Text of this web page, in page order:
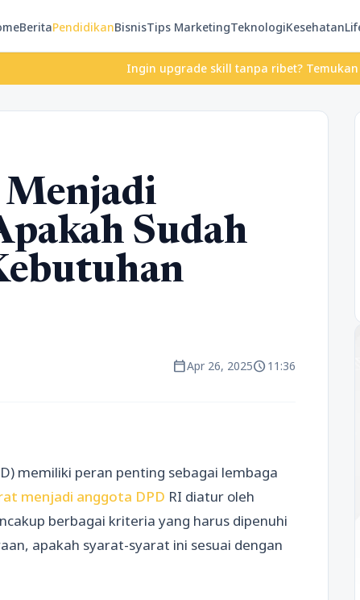
BeritaPendidikanBisnisTips MarketingTeknologiKesehatan
Ingin upgrade skill tanpa ribet? Temukan kelas
Menjadi
Sudah
calendar_todayApr 26, 2025schedule11:36
memiliki peran penting sebagai lembaga
menjadi anggota DPD RI diatur oleh
berbagai kriteria yang harus dipenuhi
apakah syarat-syarat ini sesuai dengan